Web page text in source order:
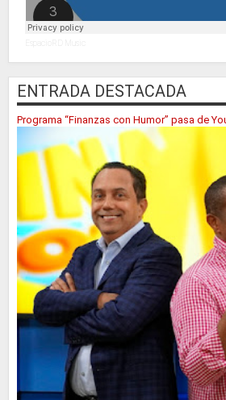
ENTRADA DESTACADA
Programa “Finanzas con Humor” pasa de